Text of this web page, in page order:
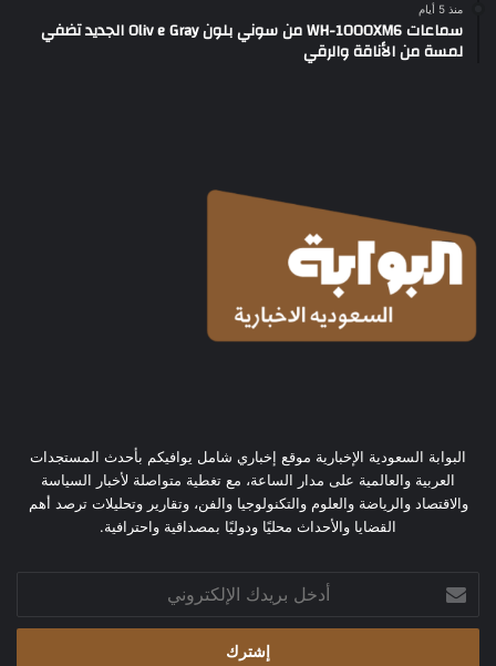
منذ 5 أيام
سماعات WH-1000XM6 من سوني بلون Oliv e Gray الجديد تضفي
لمسة من الأناقة والرقي
البوابة السعودية الإخبارية موقع إخباري شامل يوافيكم بأحدث المستجدات
العربية والعالمية على مدار الساعة، مع تغطية متواصلة لأخبار السياسة
والاقتصاد والرياضة والعلوم والتكنولوجيا والفن، وتقارير وتحليلات ترصد أهم
القضايا والأحداث محليًا ودوليًا بمصداقية واحترافية.
بريدك
الإلكتروني